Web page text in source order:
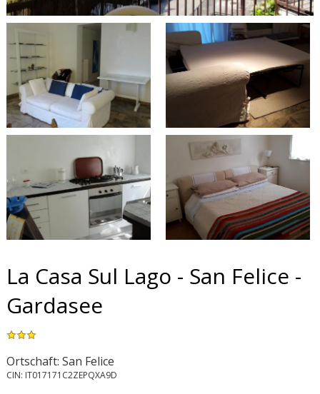
La Casa Sul Lago - San Felice -
Gardasee
Ortschaft: San Felice
CIN: IT017171C2ZEPQXA9D